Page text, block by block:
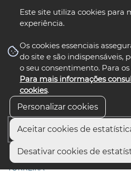
Este site utiliza cookies para
experiência.
Os cookies essenciais
do site e são indispensáveis,
o seu consentimento. Para
Para mais informações
cookies.
Personalizar cookies
Aceitar cookies de
Desativar cookies de
nos
Início
JOSÉ DE OLIVEIRA EXPÕE NA
TORREIRA